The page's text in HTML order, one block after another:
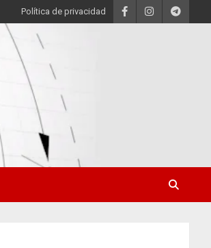
Política de privacidad